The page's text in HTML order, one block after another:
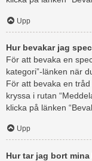
Upp
Hur bevakar jag
För att bevaka en
kategori”-länken när
För att bevaka en
kryssa i rutan
klicka på länken
Upp
Hur tar jag bort